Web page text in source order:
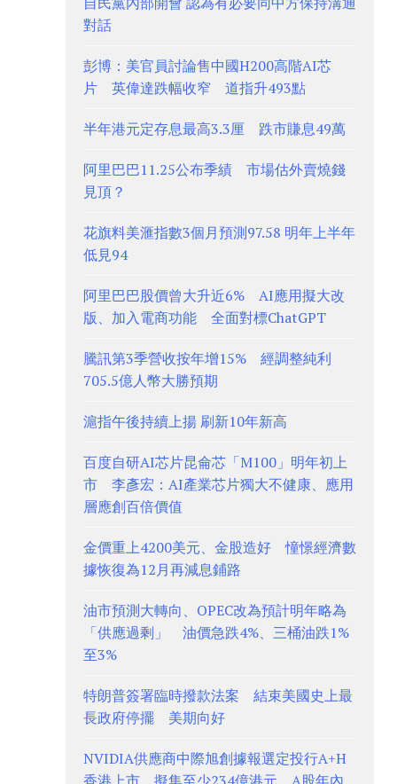
對話
彭博：美官員討論售中國H200高階AI芯
片 英偉達跌幅收窄 道指升493點
半年港元定存息最高3.3厘 跌市賺息49萬
阿里巴巴11.25公布季績 市場估外賣燒錢
見頂？
花旗料美滙指數3個月預測97.58 明年上半年
低見94
阿里巴巴股價曾大升近6% AI應用擬大改
版、加入電商功能 全面對標ChatGPT
騰訊第3季營收按年增15% 經調整純利
705.5億人幣大勝預期
滬指午後持續上揚 刷新10年新高
百度自研AI芯片昆侖芯「M100」明年初上
市 李彥宏：AI產業芯片獨大不健康、應用
層應創百倍價值
金價重上4200美元、金股造好 憧憬經濟數
據恢復為12月再減息鋪路
油市預測大轉向、OPEC改為預計明年略為
「供應過剩」 油價急跌4%、三桶油跌1%
至3%
特朗普簽署臨時撥款法案 結束美國史上最
長政府停擺 美期向好
NVIDIA供應商中際旭創據報選定投行A+H